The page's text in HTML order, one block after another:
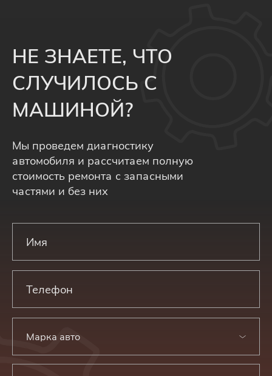
НЕ ЗНАЕТЕ, ЧТО
СЛУЧИЛОСЬ С
МАШИНОЙ?
Мы проведем диагностику
автомобиля и рассчитаем полную
стоимость ремонта с запасными
частями и без них
Марка авто